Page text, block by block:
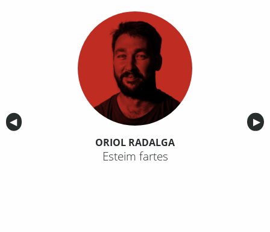
Anterior
◀︎ ▶︎
ORIOL RADALGA
Esteim fartes